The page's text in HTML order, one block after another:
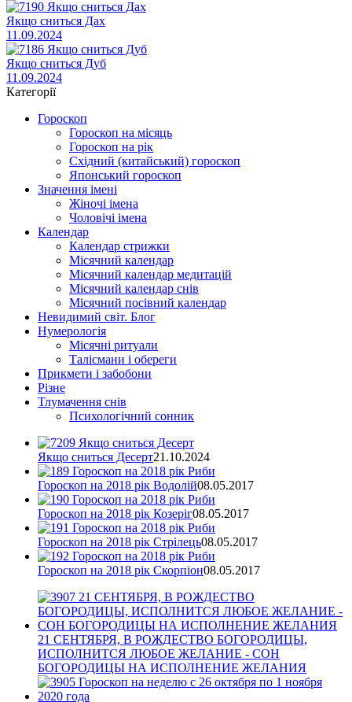
Якщо сниться Дах
11.09.2024
Якщо сниться Дуб
11.09.2024
Категорії
Гороскоп
Гороскоп на місяць
Гороскоп на рік
Східний (китайський) гороскоп
Японський гороскоп
Значення імені
Жіночі імена
Чоловічі імена
Календар
Календар стрижки
Місячний календар
Місячний календар медитацій
Місячний календар снів
Місячний посівний календар
Невидимий світ. Блог
Нумерологія
Місячні ритуали
Талісмани і обереги
Прикмети і забобони
Різне
Тлумачення снів
Психологічний сонник
Якщо сниться Десерт21.10.2024
Гороскоп на 2018 рік Водолій08.05.2017
Гороскоп на 2018 рік Козеріг08.05.2017
Гороскоп на 2018 рік Стрілець08.05.2017
Гороскоп на 2018 рік Скорпіон08.05.2017
21 СЕНТЯБРЯ, В РОЖДЕСТВО БОГОРОДИЦЫ,
ИСПОЛНИТСЯ ЛЮБОЕ ЖЕЛАНИЕ - СОН
БОГОРОДИЦЫ НА ИСПОЛНЕНИЕ ЖЕЛАНИЯ